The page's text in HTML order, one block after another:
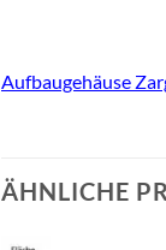
Aufbaugehäuse
ÄHNLICHE